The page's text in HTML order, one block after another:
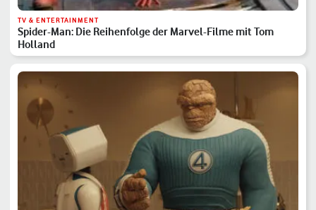
TV & ENTERTAINMENT
Spider-Man: Die Reihenfolge der Marvel-Filme mit Tom
Holland